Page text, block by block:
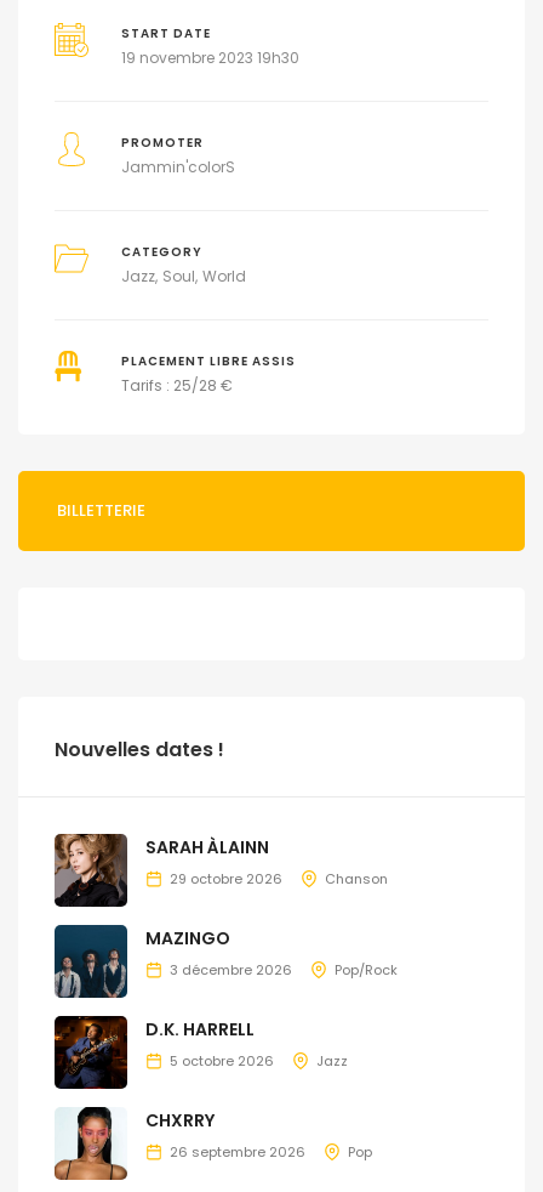
START DATE
19 novembre 2023 19h30
PROMOTER
Jammin'colorS
CATEGORY
Jazz Soul World
PLACEMENT LIBRE ASSIS
Tarifs : 25/28 €
BILLETTERIE
Nouvelles dates !
SARAH ÀLAINN
29 octobre 2026 Chanson
MAZINGO
3 décembre 2026 Pop/Rock
D.K. HARRELL
5 octobre 2026 Jazz
CHXRRY
26 septembre 2026 Pop